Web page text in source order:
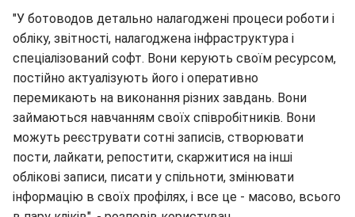
"У ботоводов детально налагоджені процеси роботи і
обліку, звітності, налагоджена інфраструктура і
спеціалізований софт. Вони керують своїм ресурсом,
постійно актуалізують його і оперативно
перемикають на виконання різних завдань. Вони
займаються навчанням своїх співробітників. Вони
можуть реєструвати сотні записів, створювати
пости, лайкати, репостити, скаржитися на інші
облікові записи, писати у спільноти, змінювати
інформацію в своїх профілях, і все це - масово, всього